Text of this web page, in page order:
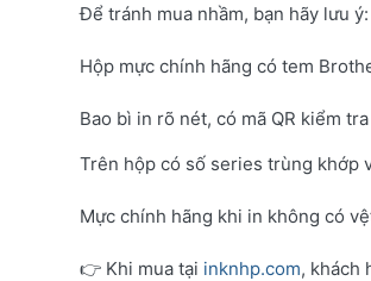
Để tránh mua nhầm, bạn hãy lưu ý:
Hộp mực chính hãng có tem
Bao bì in rõ nét, có mã QR kiểm
Trên hộp có số series trùng khớp
Mực chính hãng khi in không có
👉 Khi mua tại inknhp.com, khách